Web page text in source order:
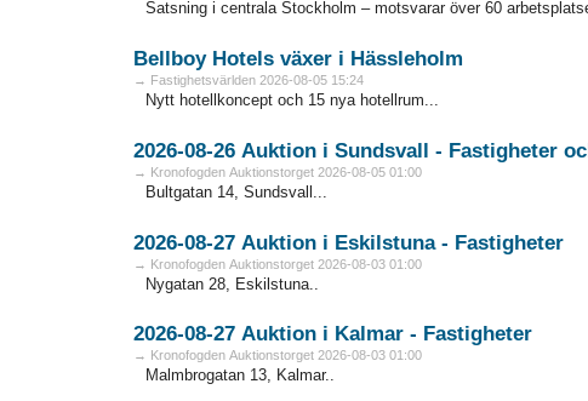
Satsning i centrala Stockholm – motsvarar över 60
Bellboy Hotels växer i Hässleholm
→ Fastighetsvärlden 2026-08-05 15:24
Nytt hotellkoncept och 15 nya hotellrum...
2026-
→ Kronofogden Auktionstorget 2026-08-05 01:00
Bultgatan 14, Sundsvall...
2026-08-27 Auktion i Eskilstuna - Fastigheter
→ Kronofogden Auktionstorget 2026-08-03 01:00
Nygatan 28, Eskilstuna..
2026-08-27 Auktion i Kalmar - Fastigheter
→ Kronofogden Auktionstorget 2026-08-03 01:00
Malmbrogatan 13, Kalmar..